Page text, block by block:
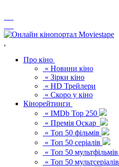
,
Про кіно
« Новини кіно
« Зірки кіно
« HD Трейлери
« Скоро у кіно
Кінорейтинги
« IMDb Top 250
« Премія Оскар
« Топ 50 фільмів
« Топ 50 серіалів
« Топ 50 мультфільмів
« Топ 50 мультсеріалів